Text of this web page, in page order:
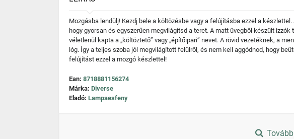
Mozgásba lendülj! Kezdj bele a költözésbe vagy a felújításba ezzel a
hogy gyorsan és egyszerűen megvilágítsd a teret. A matt üvegből készült
véletlenül kapta a „költöztető” vagy „építőipari” nevet. A rövid vezetéknek, a
lóg. Így a teljes szoba jól megvilágított felülről, és nem kell aggódnod, hogy
felújítást ezzel a mozgó készlettel!
Ean: 8718881156274
Márka: Diverse
Eladó: Lampaesfeny